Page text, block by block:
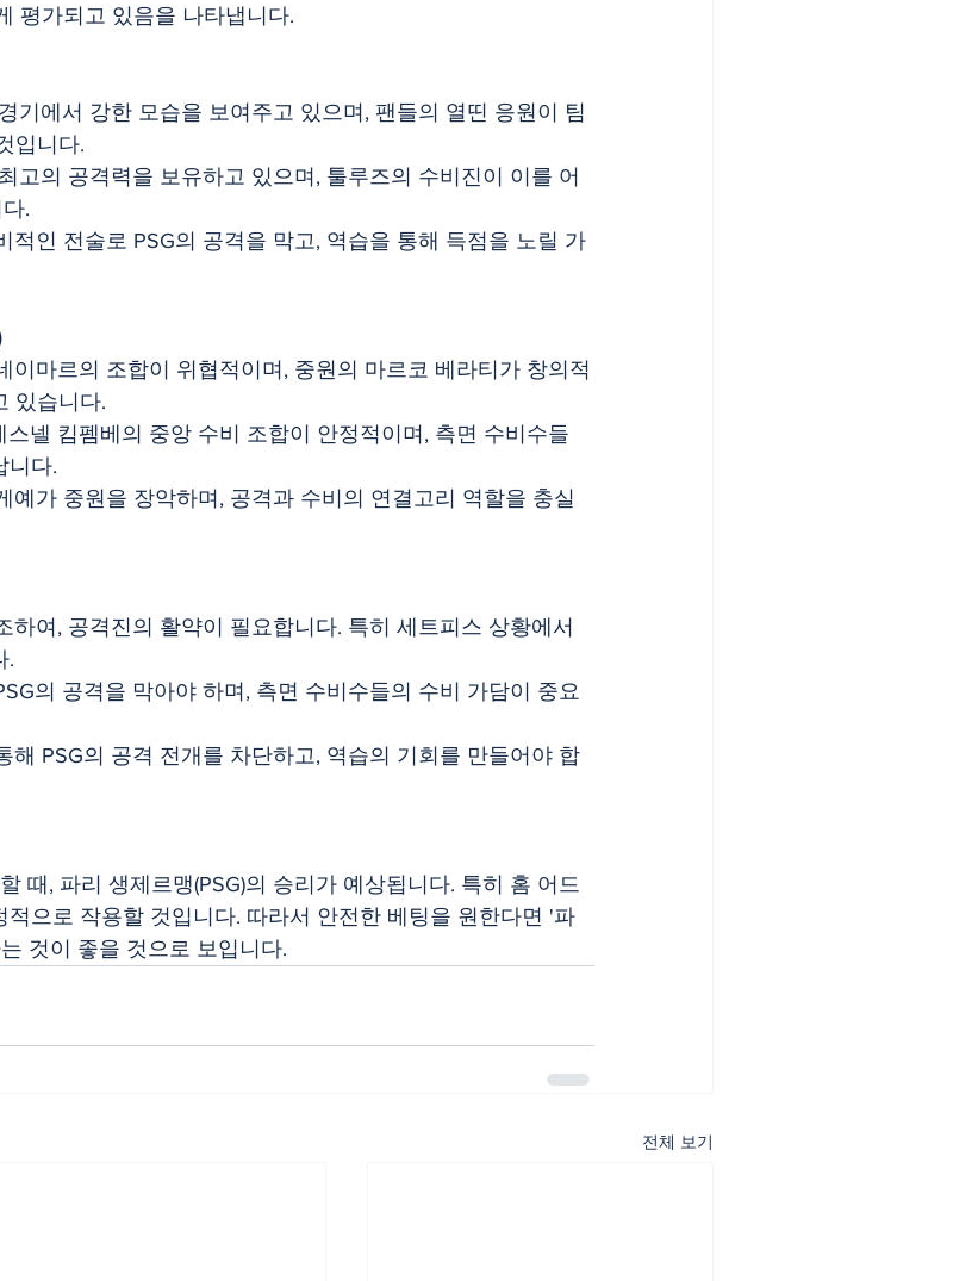
평가되고 있음을 나타냅니다.
기에서 강한 모습을 보여주고 있으며, 팬들의 열띤 응원이 팀
입니다.
고의 공격력을 보유하고 있으며, 툴루즈의 수비진이 이를 어
.
적인 전술로 PSG의 공격을 막고, 역습을 통해 득점을 노릴 가
이마르의 조합이 위협적이며, 중원의 마르코 베라티가 창의적
있습니다.
스넬 킴펨베의 중앙 수비 조합이 안정적이며, 측면 수비수들
니다.
예가 중원을 장악하며, 공격과 수비의 연결고리 역할을 충실
하여, 공격진의 활약이 필요합니다. 특히 세트피스 상황에서
.
의 공격을 막아야 하며, 측면 수비수들의 수비 가담이 중요
해 PSG의 공격 전개를 차단하고, 역습의 기회를 만들어야 합
때, 파리 생제르맹(PSG)의 승리가 예상됩니다. 특히 홈 어드
으로 작용할 것입니다. 따라서 안전한 베팅을 원한다면 '파
것이 좋을 것으로 보입니다.
전체 보기